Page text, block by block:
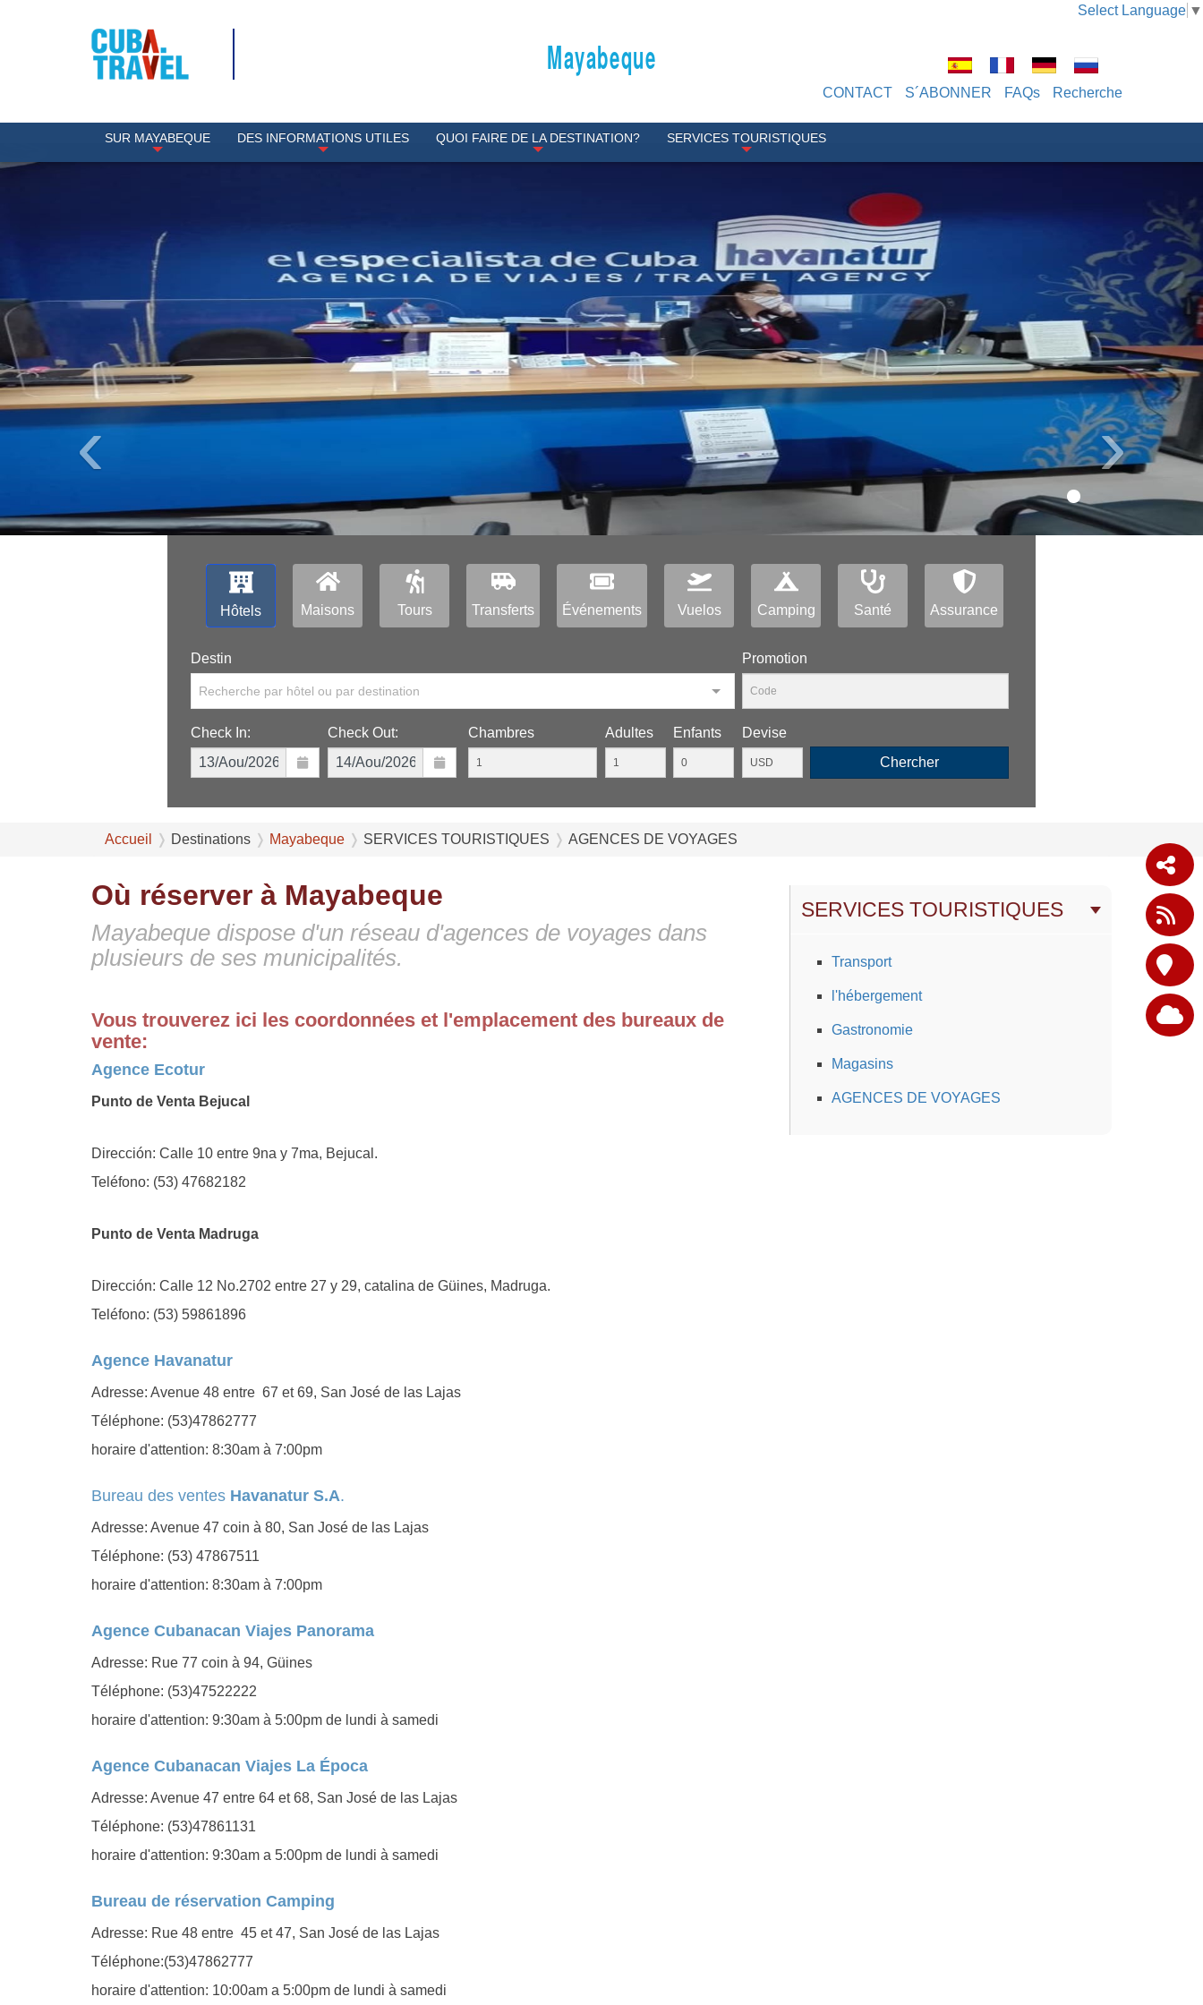
Select Language ▼
Mayabeque
CONTACT S´ABONNER FAQs Recherche
SUR MAYABEQUE DES INFORMATIONS UTILES QUOI FAIRE DE LA DESTINATION? SERVICES TOURISTIQUES
‹ ›
Hôtels Maisons Tours Transferts Événements Vuelos Camping Santé Assurance
Destin
Recherche par hôtel ou par destination
Рromotion
Check In: Check Out: Chambres Adultes Enfants
Devise
Chercher
Accueil Destinations Mayabeque SERVICES TOURISTIQUES AGENCES DE VOYAGES
SERVICES TOURISTIQUES
Transport
l'hébergement
Gastronomie
Magasins
AGENCES DE VOYAGES
Où réserver à Mayabeque
Mayabeque dispose d'un réseau d'agences de voyages dans
plusieurs de ses municipalités.
Vous trouverez ici les coordonnées et l'emplacement des bureaux de
vente:
Agence Ecotur
Punto de Venta Bejucal
Dirección: Calle 10 entre 9na y 7ma, Bejucal.
Teléfono: (53) 47682182
Punto de Venta Madruga
Dirección: Calle 12 No.2702 entre 27 y 29, catalina de Güines, Madruga.
Teléfono: (53) 59861896
Agence Havanatur
Adresse: Avenue 48 entre 67 et 69, San José de las Lajas
Téléphone: (53)47862777
horaire d'attention: 8:30am à 7:00pm
Bureau des ventes Havanatur S.A.
Adresse: Avenue 47 coin à 80, San José de las Lajas
Téléphone: (53) 47867511
horaire d'attention: 8:30am à 7:00pm
Agence Cubanacan Viajes Panorama
Adresse: Rue 77 coin à 94, Güines
Téléphone: (53)47522222
horaire d'attention: 9:30am à 5:00pm de lundi à samedi
Agence Cubanacan Viajes La Época
Adresse: Avenue 47 entre 64 et 68, San José de las Lajas
Téléphone: (53)47861131
horaire d'attention: 9:30am a 5:00pm de lundi à samedi
Bureau de réservation Camping
Adresse: Rue 48 entre 45 et 47, San José de las Lajas
Téléphone:(53)47862777
horaire d'attention: 10:00am a 5:00pm de lundi à samedi